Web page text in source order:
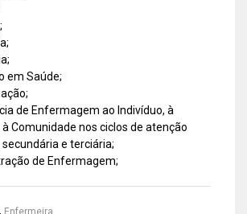
em Saúde;
de Enfermagem ao Indivíduo, à
à Comunidade nos ciclos de atenção
e terciária;
de Enfermagem;
,